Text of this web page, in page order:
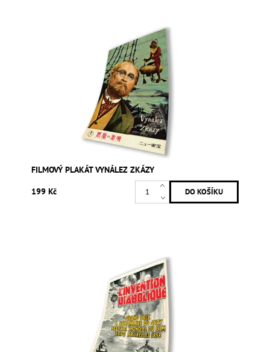
FILMOVÝ PLAKÁT VYNÁLEZ ZKÁZY
199 Kč